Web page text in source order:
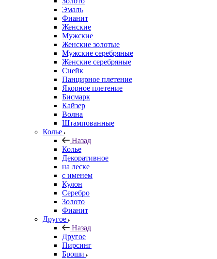
Эмаль
Фианит
Женские
Мужские
Женские золотые
Мужские серебряные
Женские серебряные
Снейк
Панцирное плетение
Якорное плетение
Бисмарк
Кайзер
Волна
Штампованные
Колье
Назад
Колье
Декоративное
на леске
с именем
Кулон
Серебро
Золото
Фианит
Другое
Назад
Другое
Пирсинг
Броши